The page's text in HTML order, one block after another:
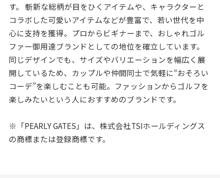
す。 斬新な総柄が目をひくアイテムや、キャラクターと
コラボした可愛いアイテムなどが豊富で、若い世代を中
心に支持を獲得。プロからビギナーまで、おしゃれゴル
ファー御用達ブランドとしての地位を確立しています。
同じデザインでも、サイズやバリエーションを幅広く展
開しているため、カップルや仲間同士で気軽に“おそろい
コーデ”を楽しむことも可能。ファッションからゴルフを
楽しみたいという人におすすめのブランドです。
※「PEARLY GATES」は、株式会社TSIホールディングス
の商標または登録商標です。